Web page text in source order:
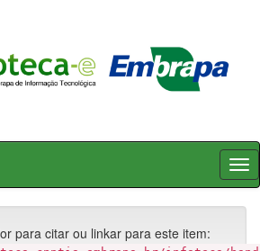
para citar ou linkar para este item: